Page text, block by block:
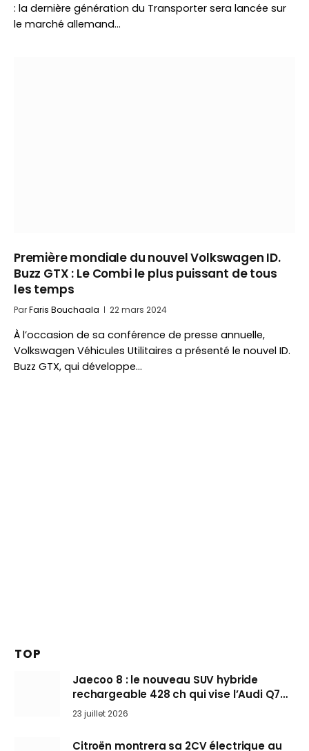
: la dernière génération du Transporter sera lancée sur
le marché allemand…
Première mondiale du nouvel Volkswagen ID.
Buzz GTX : Le Combi le plus puissant de tous
les temps
ParFaris Bouchaala 22 mars 2024
À l’occasion de sa conférence de presse annuelle,
Volkswagen Véhicules Utilitaires a présenté le nouvel ID.
Buzz GTX, qui développe…
TOP
Jaecoo 8 : le nouveau SUV hybride
rechargeable 428 ch qui vise l’Audi Q7
arrive en Europe cet automne
23 juillet 2026
Citroën montrera sa 2CV électrique au